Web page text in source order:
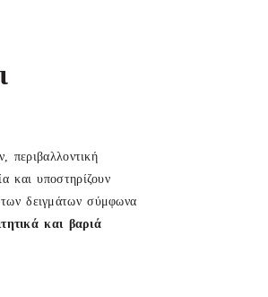
περιβαλλοντική
και υποστηρίζουν
των δειγμάτων σύμφωνα
και βαριά